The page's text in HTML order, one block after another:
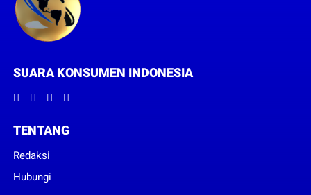
SUARA KONSUMEN INDONESIA
TENTANG
Redaksi
Hubungi